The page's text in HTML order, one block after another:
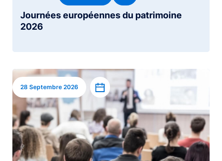
Journées européennes du patrimoine
2026
Image
28 Septembre 2026 Ajouter à l’agenda